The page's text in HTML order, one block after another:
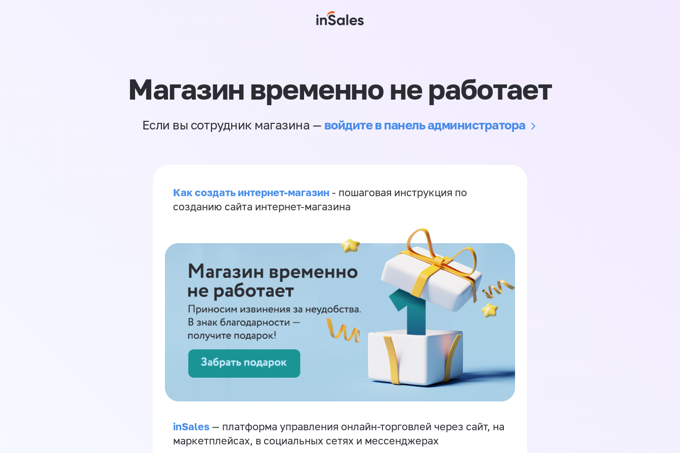
Магазин временно не работает
Если вы сотрудник магазина — войдите в панель администратора
Как создать интернет-магазин - пошаговая инструкция по
созданию сайта интернет-магазина
inSales — платформа управления онлайн-торговлей через сайт, на
маркетплейсах, в социальных сетях и мессенджерах